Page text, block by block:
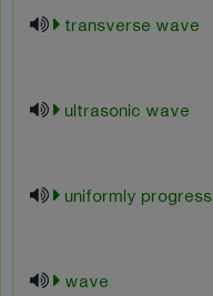
transverse wave
ultrasonic wave
uniformly
wave